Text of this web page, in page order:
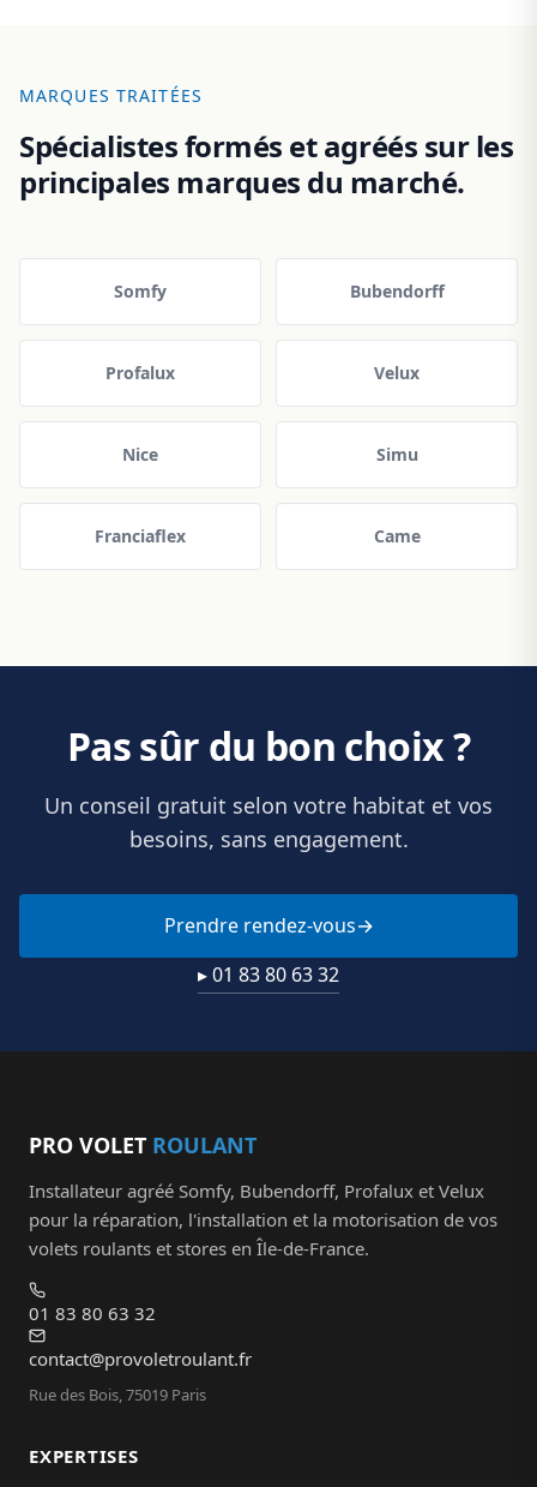
MARQUES TRAITÉES
Spécialistes formés et agréés sur les
principales marques du marché.
Somfy Bubendorff
Profalux Velux
Nice Simu
Franciaflex Came
Pas sûr du bon choix ?
Un conseil gratuit selon votre habitat et vos
besoins, sans engagement.
Prendre rendez-vous
▸ 01 83 80 63 32
PRO VOLET ROULANT
Installateur agréé Somfy, Bubendorff, Profalux et Velux
pour la réparation, l'installation et la motorisation de vos
volets roulants et stores en Île-de-France.
01 83 80 63 32
contact@provoletroulant.fr
Rue des Bois, 75019 Paris
EXPERTISES